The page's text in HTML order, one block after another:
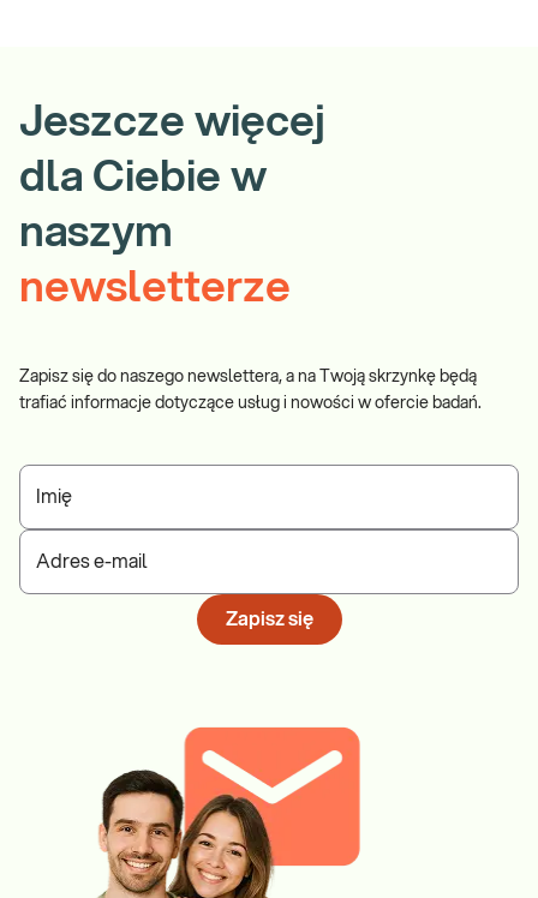
Jeszcze więcej
dla Ciebie w
naszym
newsletterze
Zapisz się do naszego newslettera, a na Twoją skrzynkę będą
trafiać informacje dotyczące usług i nowości w ofercie badań.
Imię
Adres e-mail
Zapisz się